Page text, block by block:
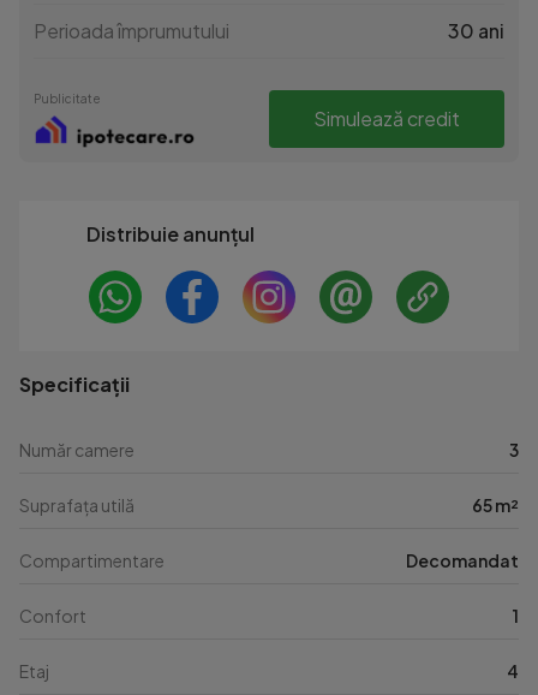
Perioada împrumutului 30 ani
Publicitate
Simulează credit
Distribuie anunțul
Specificații
Număr camere 3
Suprafața utilă 65 m²
Compartimentare Decomandat
Confort 1
Etaj 4